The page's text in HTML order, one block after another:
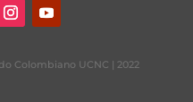
Colombiano UCNC | 2022